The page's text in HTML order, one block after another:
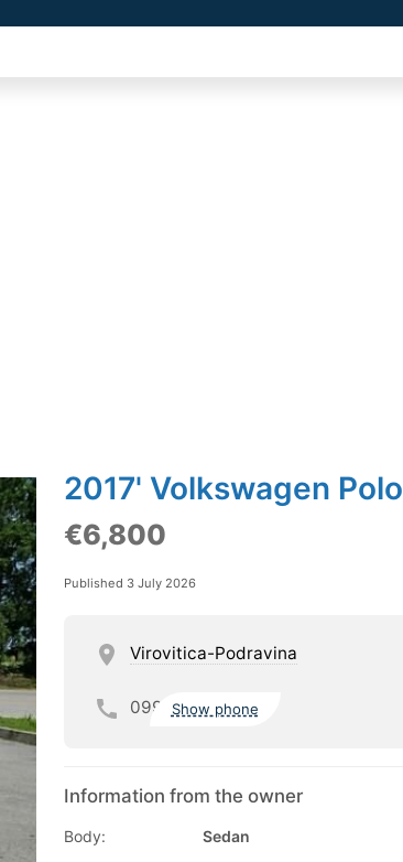
2017' Volkswagen Polo
€6,800
Published 3 July 2026
Virovitica-Podravina
099 Show phone
Information from the owner
Body:
Sedan